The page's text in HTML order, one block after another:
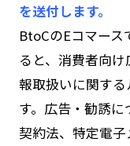
を送付します。
BtoCのEコマー
ると、消費者向
報取扱いに関す
す。広告・勧誘
契約法、特定電